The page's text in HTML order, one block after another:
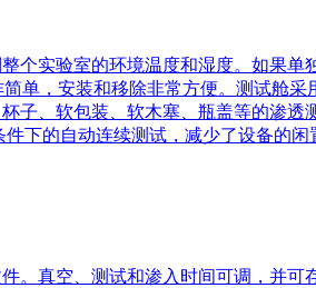
个实验室的环境温度和湿度。如果
单，安装和移除非常方便。测试舱
、软包装、软木塞、瓶盖等的渗透
下的自动连续测试，减少了设备的闲
。真空、测试和渗入时间可调，并